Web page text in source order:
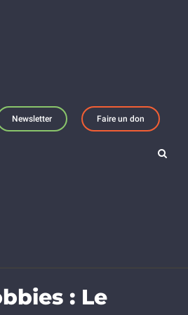
Newsletter Faire un don
: Le